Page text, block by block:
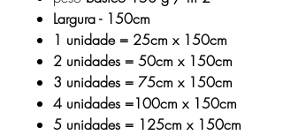
Largura - 150cm
1 unidade = 25cm x 150cm
2 unidades = 50cm x 150cm
3 unidades = 75cm x 150cm
4 unidades =100cm x 150cm
5 unidades = 125cm x 150cm